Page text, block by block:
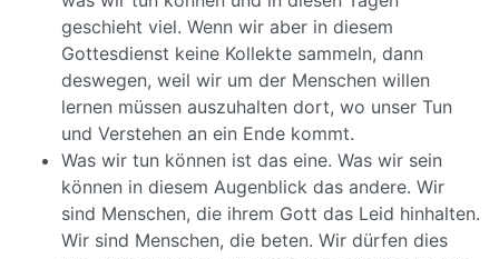
geschieht viel. Wenn wir aber in diesem
Gottesdienst keine Kollekte sammeln, dann
deswegen, weil wir um der Menschen willen
lernen müssen auszuhalten dort, wo unser Tun
und Verstehen an ein Ende kommt.
Was wir tun können ist das eine. Was wir sein
können in diesem Augenblick das andere. Wir
sind Menschen, die ihrem Gott das Leid hinhalten.
Wir sind Menschen, die beten. Wir dürfen dies